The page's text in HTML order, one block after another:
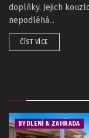
doplňky. Jejich
nepodléhá...
ČÍST VÍCE
BYDLENÍ & ZAHRADA